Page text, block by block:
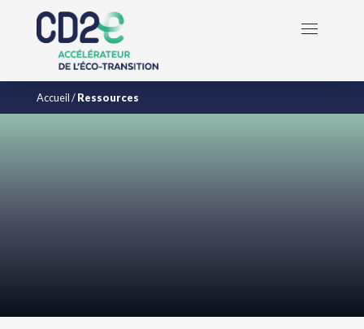
Accueil/Ressources